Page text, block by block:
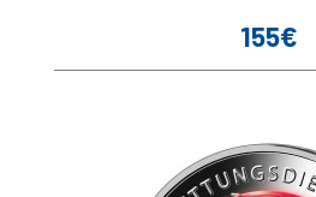
Prix
155€